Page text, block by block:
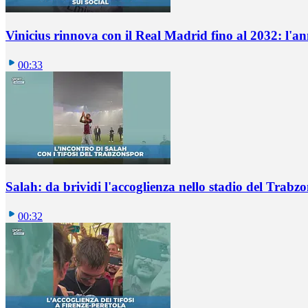
Vinicius rinnova con il Real Madrid fino al 2032:
00:33
Salah: da brividi l'accoglienza nello stadio del
00:32